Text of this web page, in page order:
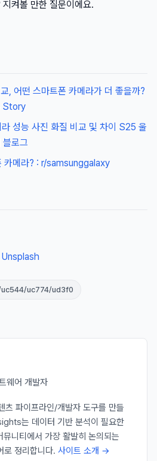
켜볼 만한 질문이에요.
, 어떤 스마트폰 카메라가 더 좋을까?
Story
성능 사진 화질 비교 및 차이 S25 울
블로그
카메라? : r/samsunggalaxy
Unsplash
uc774/ud3f0
웨어 개발자
츠 파이프라인/개발자 도구를 만들
는 데이터 기반 분석이 필요한
니티에서 가장 활발히 논의되는
로 정리합니다. 사이트 소개 →